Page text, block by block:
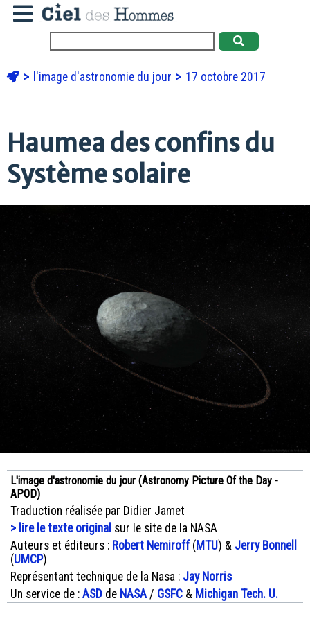
l'image d'astronomie du jour 17 octobre 2017
Haumea des confins du
Système solaire
L'image d'astronomie du jour (Astronomy Picture Of the Day -
APOD)
Traduction réalisée par Didier Jamet
> lire le texte original sur le site de la NASA
Auteurs et éditeurs : Robert Nemiroff( MTU) & Jerry Bonnell
(UMCP)
Représentant technique de la Nasa : Jay Norris
Un service de : ASD de NASA/ GSFC & Michigan Tech. U.